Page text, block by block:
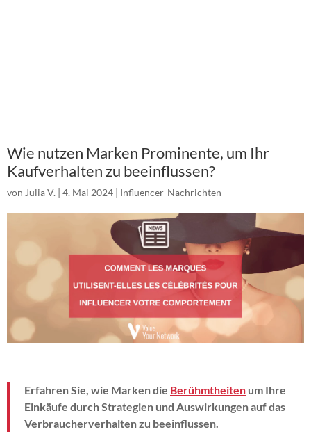
Wie nutzen Marken Prominente, um Ihr
Kaufverhalten zu beeinflussen?
von Julia V. | 4. Mai 2024 | Influencer-Nachrichten
Erfahren Sie, wie Marken die Berühmtheiten um Ihre
Einkäufe durch Strategien und Auswirkungen auf das
Verbraucherverhalten zu beeinflussen.